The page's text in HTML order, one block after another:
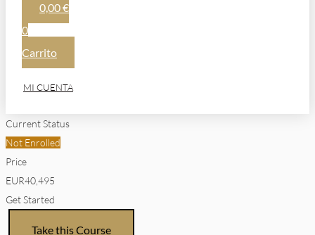
0,00€
0
Carrito
MI CUENTA
Current Status
Not Enrolled
Price
EUR40,495
Get Started